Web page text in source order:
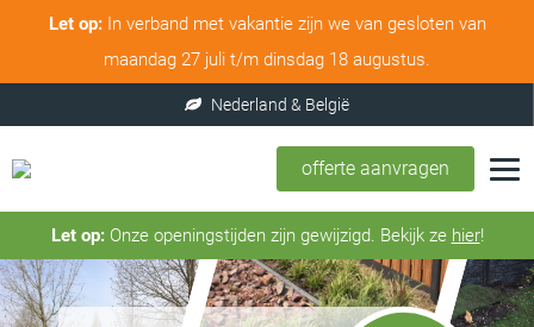
Let op:In verband met vakantie zijn we van gesloten van
maandag 27 juli t/m dinsdag 18 augustus.
offerte aanvragen
Let op:Onze openingstijden zijn gewijzigd. Bekijk ze hier!